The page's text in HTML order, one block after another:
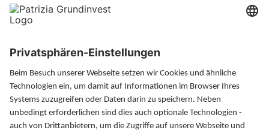
Xing
Magazin
Finanzlexikon
FAQ